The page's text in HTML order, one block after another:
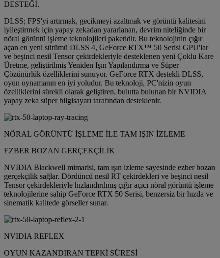
DESTEĞİ.
DLSS; FPS'yi artırmak, gecikmeyi azaltmak ve görüntü kalitesini
iyileştirmek için yapay zekadan yararlanan, devrim niteliğinde bir
nöral görüntü işleme teknolojileri paketidir. Bu teknolojinin çığır
açan en yeni sürümü DLSS 4, GeForce RTX™ 50 Serisi GPU'lar
ve beşinci nesil Tensor çekirdekleriyle desteklenen yeni Çoklu Kare
Üretme, geliştirilmiş Yeniden Işın Yapılandırma ve Süper
Çözünürlük özelliklerini sunuyor. GeForce RTX destekli DLSS,
oyun oynamanın en iyi yoludur. Bu teknoloji, PC'nizin oyun
özelliklerini sürekli olarak geliştiren, bulutta bulunan bir NVIDIA
yapay zeka süper bilgisayarı tarafından desteklenir.
NÖRAL GÖRÜNTÜ İŞLEME İLE TAM IŞIN İZLEME
EZBER BOZAN GERÇEKÇİLİK
NVIDIA Blackwell mimarisi, tam ışın izleme sayesinde ezber bozan
gerçekçilik sağlar. Dördüncü nesil RT çekirdekleri ve beşinci nesil
Tensor çekirdekleriyle hızlandırılmış çığır açıcı nöral görüntü işleme
teknolojilerine sahip GeForce RTX 50 Serisi, benzersiz bir hızda ve
sinematik kalitede görseller sunar.
NVIDIA REFLEX
OYUN KAZANDIRAN TEPKİ SÜRESİ